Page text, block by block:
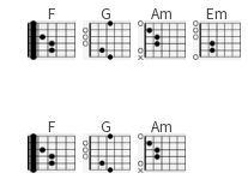
F G Am Em
F G Am